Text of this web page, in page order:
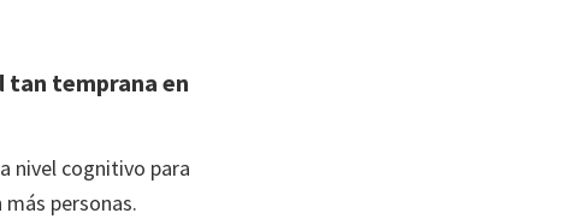
tan temprana en
nivel cognitivo para
personas.